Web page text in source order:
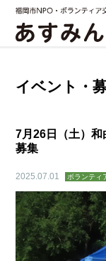
イベント・
7月26日（土）
募集
2025.07.01 ボランティ